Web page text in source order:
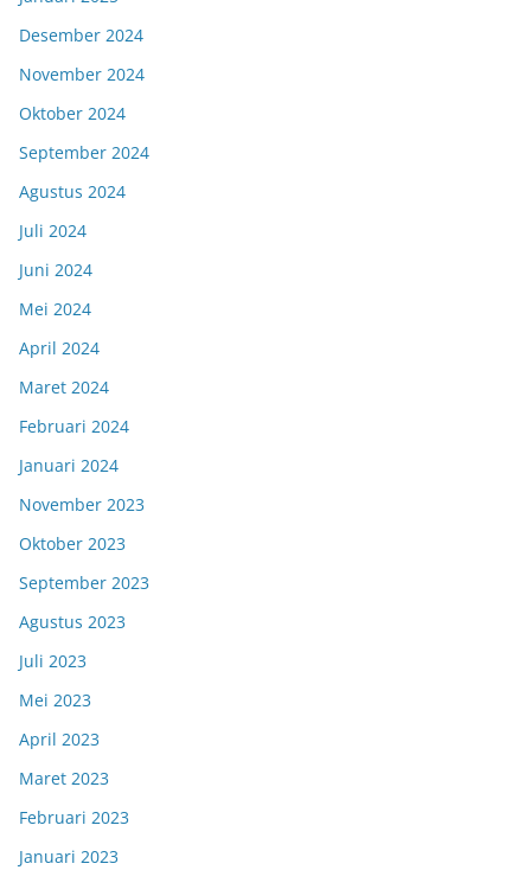
Desember 2024
November 2024
Oktober 2024
September 2024
Agustus 2024
Juli 2024
Juni 2024
Mei 2024
April 2024
Maret 2024
Februari 2024
Januari 2024
November 2023
Oktober 2023
September 2023
Agustus 2023
Juli 2023
Mei 2023
April 2023
Maret 2023
Februari 2023
Januari 2023